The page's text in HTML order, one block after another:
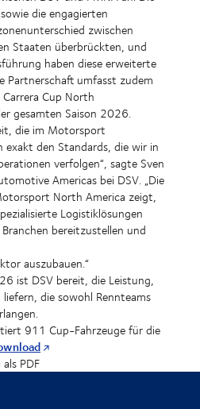
die engagierten
zwischen
Staaten überbrückten, und
haben diese erweiterte
Partnerschaft umfasst zudem
Carrera Cup North
gesamten Saison 2026.
die im Motorsport
den Standards, die wir in
verfolgen“, sagte Sven
Americas bei DSV. „Die
North America zeigt,
Logistiklösungen
bereitzustellen und
auszubauen.“
ist DSV bereit, die Leistung,
die sowohl Rennteams
911 Cup-Fahrzeuge für die
PDF